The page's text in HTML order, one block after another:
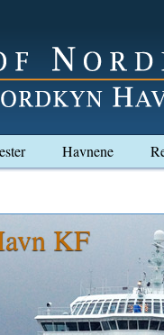
Havnene
KF